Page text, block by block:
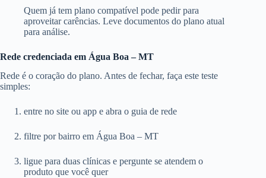
Quem já tem plano compatível pode pedir para
aproveitar carências. Leve documentos do plano atual
para análise.
Rede credenciada em Água Boa – MT
Rede é o coração do plano. Antes de fechar, faça este teste
simples:
entre no site ou app e abra o guia de rede
filtre por bairro em Água Boa – MT
ligue para duas clínicas e pergunte se atendem o
produto que você quer